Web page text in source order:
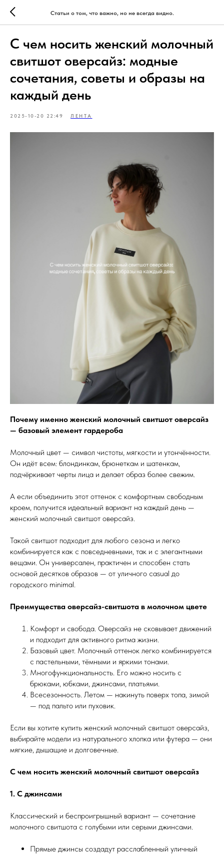
Статьи о том, что важно, но не всегда видно.
С чем носить женский молочный
свитшот оверсайз: модные
сочетания, советы и образы на
каждый день
2025-10-20 22:49 ЛЕНТА
Почему именно женский молочный свитшот оверсайз
— базовый элемент гардероба
Молочный цвет — символ чистоты, мягкости и утончённости.
Он идёт всем: блондинкам, брюнеткам и шатенкам,
подчёркивает черты лица и делает образ более свежим.
А если объединить этот оттенок с комфортным свободным
кроем, получится идеальный вариант на каждый день —
женский молочный свитшот оверсайз.
Такой свитшот подходит для любого сезона и легко
комбинируется как с повседневными, так и с элегантными
вещами. Он универсален, практичен и способен стать
основой десятков образов — от уличного casual до
городского minimal.
Преимущества оверсайз-свитшота в молочном цвете
Комфорт и свобода. Оверсайз не сковывает движений
и подходит для активного ритма жизни.
Базовый цвет. Молочный оттенок легко комбинируется
с пастельными, тёмными и яркими тонами.
Многофункциональность. Его можно носить с
брюками, юбками, джинсами, платьями.
Всесезонность. Летом — накинуть поверх топа, зимой
— под пальто или пуховик.
Если вы хотите купить женский молочный свитшот оверсайз,
выбирайте модели из натурального хлопка или футера — они
мягкие, дышащие и долговечные.
С чем носить женский молочный свитшот оверсайз
1. С джинсами
Классический и беспроигрышный вариант — сочетание
молочного свитшота с голубыми или серыми джинсами.
Прямые джинсы создадут расслабленный уличный